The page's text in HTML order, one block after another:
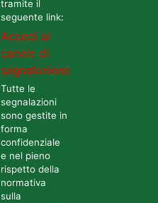
tramite il
seguente link:
Accedi al
canale di
segnalazione
Tutte le
segnalazioni
sono gestite in
forma
confidenziale
e nel pieno
rispetto della
normativa
sulla